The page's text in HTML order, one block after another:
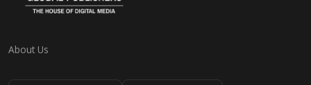
About Us